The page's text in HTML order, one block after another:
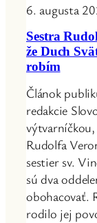
6. augusta
Sestra
že Duch
robím
Článok
redakcie
Rudolfa
sestier sv.
sú dva
obohacovať.
rodilo jej